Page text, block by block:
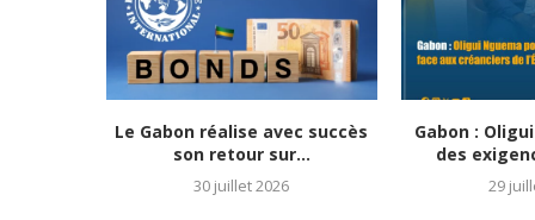
Le Gabon réalise avec succès
son retour sur...
30 juillet 2026
Gabon :
des
29